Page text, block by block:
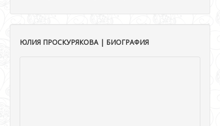
ЮЛИЯ ПРОСКУРЯКОВА | БИОГРАФИЯ